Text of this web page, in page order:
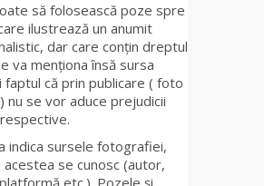
să folosească poze spre
ilustrează un anumit
dar care conțin dreptul
va menționa însă sursa
faptul că prin publicare ( foto
nu se vor aduce prejudicii
indica sursele fotografiei,
acestea se cunosc (autor,